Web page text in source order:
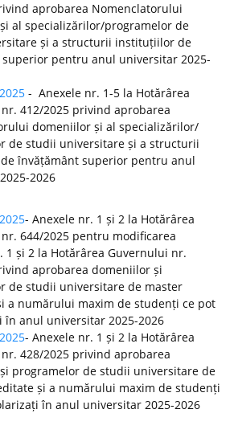
aprobarea Nomenclatorului
al specializărilor/programelor de
și a structurii instituțiilor de
pentru anul universitar 2025-
- Anexele nr. 1-5 la Hotărârea
412/2025 privind aprobarea
domeniilor și al specializărilor/
de studii universitare și a structurii
învățământ superior pentru anul
2026
- Anexele nr. 1 și 2 la Hotărârea
644/2025 pentru modificarea
1 și 2 la Hotărârea Guvernului nr.
aprobarea domeniilor și
de studii universitare de master
a numărului maxim de studenți ce pot
în anul universitar 2025-2026
- Anexele nr. 1 și 2 la Hotărârea
428/2025 privind aprobarea
programelor de studii universitare de
și a numărului maxim de studenți
în anul universitar 2025-2026